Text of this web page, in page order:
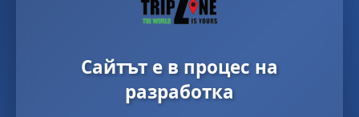
Сайтът е в процес на
разработка